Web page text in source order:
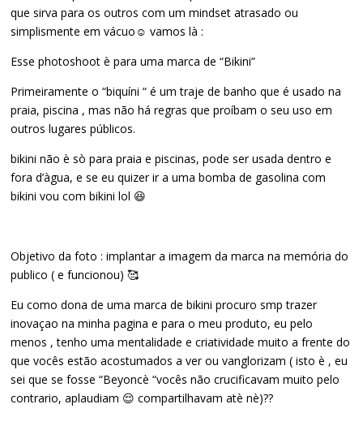
que sirva para os outros com um mindset atrasado ou
simplismente em vácuo☺️ vamos là :
Esse photoshoot è para uma marca de “Bikini”
Primeiramente o “biquíni “ é um traje de banho que é usado na
praia, piscina , mas não há regras que proíbam o seu uso em
outros lugares públicos.
bikini não è sò para praia e piscinas, pode ser usada dentro e
fora d’àgua, e se eu quizer ir a uma bomba de gasolina com
bikini vou com bikini lol 😆
Objetivo da foto : implantar a imagem da marca na memória do
publico ( e funcionou) 🥰
Eu como dona de uma marca de bikini procuro smp trazer
inovaçao na minha pagina e para o meu produto, eu pelo
menos , tenho uma mentalidade e criatividade muito a frente do
que vocês estão acostumados a ver ou vanglorizam ( isto è , eu
sei que se fosse “Beyoncè “vocês não crucificavam muito pelo
contrario, aplaudiam 😌 compartilhavam atè nè)??